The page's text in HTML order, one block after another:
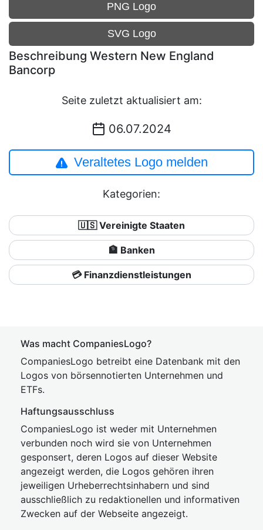
PNG Logo
SVG Logo
Beschreibung Western New England
Bancorp
Seite zuletzt aktualisiert am:
06.07.2024
Veraltetes Logo melden
Kategorien:
🇺🇸 Vereinigte Staaten
🏦 Banken
💳 Finanzdienstleistungen
Was macht CompaniesLogo?
CompaniesLogo betreibt eine Datenbank mit den
Logos von börsennotierten Unternehmen und
ETFs.
Haftungsausschluss
CompaniesLogo ist weder mit Unternehmen
verbunden noch wird sie von Unternehmen
gesponsert, deren Logos auf dieser Website
angezeigt werden, die Logos gehören ihren
jeweiligen Urheberrechtsinhabern und sind
ausschließlich zu redaktionellen und informativen
Zwecken auf der Webseite angezeigt.